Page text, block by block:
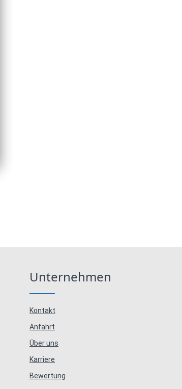
Unternehmen
Kontakt
Anfahrt
Über uns
Karriere
Bewertung